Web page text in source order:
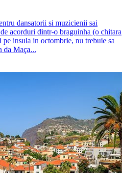
dansatorii si muzicienii sai
acorduri dintr-o braguinha (o chitara
insula in octombrie, nu trebuie sa
da Maça...